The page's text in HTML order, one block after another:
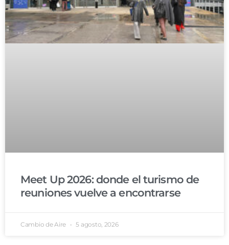
Meet Up 2026: donde el turismo de
reuniones vuelve a encontrarse
Cambio de Aire 5 agosto, 2026